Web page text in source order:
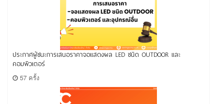
ประกาศผู้ชนะการเสนอราคาจอแสดงผล LED ชนิด OUTDOOR และ
คอมพิวเตอร์
57 ครั้ง